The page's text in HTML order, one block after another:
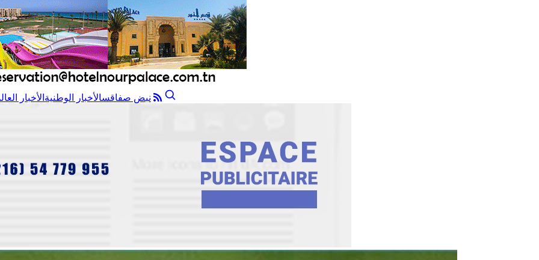
نبض صفاقسالأخبار الوطنية الأخبار